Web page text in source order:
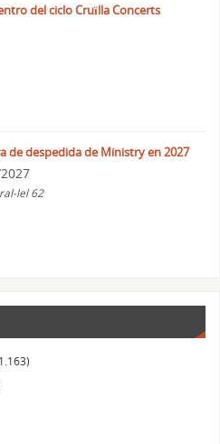
del ciclo Cruïlla Concerts
de despedida de Ministry en 2027
lel 62